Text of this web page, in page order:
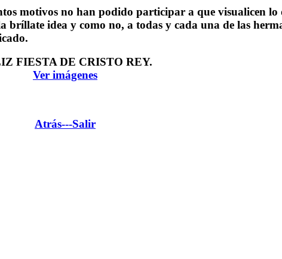
motivos no han podido participar a que visualicen lo
idea y como no, a todas y cada una de las
FIESTA DE CRISTO REY.
Ver imágenes
Atrás---Salir